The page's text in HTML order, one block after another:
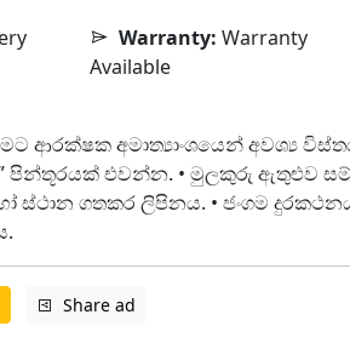
Warranty: Warranty
Available
ආරක්ෂක අමාත්‍යාංශයෙන් අවශ්‍ය
පින්තූරයක් එවන්න. • මුලකුරු ඇතුළුව
ස්ථාන ගතකර ලිපිනය. • ජංගම
Share ad